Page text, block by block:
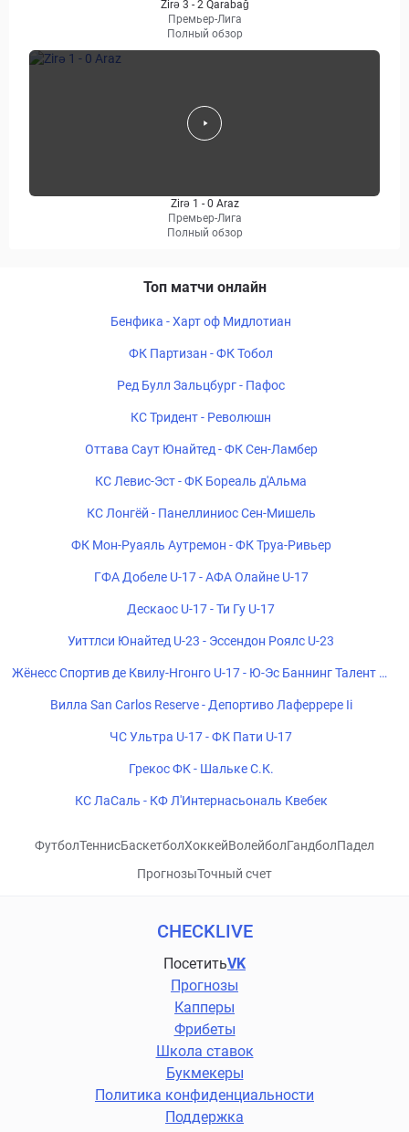
Zirə 3 - 2 Qarabağ
Премьер-Лига
Полный обзор
Zirə 1 - 0 Araz
Премьер-Лига
Полный обзор
Топ матчи онлайн
Бенфика - Харт оф Мидлотиан
ФК Партизан - ФК Тобол
Ред Булл Зальцбург - Пафос
КС Тридент - Революшн
Оттава Саут Юнайтед - ФК Сен-Ламбер
КС Левис-Эст - ФК Бореаль д'Альма
КС Лонгёй - Панеллиниос Сен-Мишель
ФК Мон-Руаяль Аутремон - ФК Труа-Ривьер
ГФА Добеле U-17 - АФА Олайне U-17
Дескаос U-17 - Ти Гу U-17
Уиттлси Юнайтед U-23 - Эссендон Роялс U-23
Жёнесс Спортив де Квилу-Нгонго U-17 - Ю-Эс Баннинг Талент U-
Вилла San Carlos Reserve - Депортиво Лаферрере Ii
ЧС Ультра U-17 - ФК Пати U-17
Грекос ФК - Шальке С.К.
КС ЛаСаль - КФ Л'Интернасьональ Квебек
ФутболТеннисБаскетболХоккейВолейболГандболПадел
ПрогнозыТочный счет
CHECKLIVE
ПосетитьVK
Прогнозы
Капперы
Фрибеты
Школа ставок
Букмекеры
Политика конфиденциальности
Поддержка